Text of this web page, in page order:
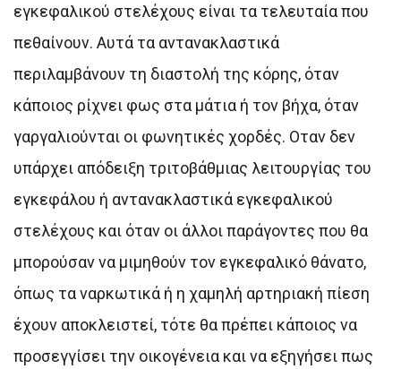
εγκεφαλικού στελέχους είναι τα τελευταία που
πεθαίνουν. Αυτά τα αντανακλαστικά
περιλαμβάνουν τη διαστολή της κόρης, όταν
κάποιος ρίχνει φως στα μάτια ή τον βήχα, όταν
γαργαλιούνται οι φωνητικές χορδές. Οταν δεν
υπάρχει απόδειξη τριτοβάθμιας λειτουργίας του
εγκεφάλου ή αντανακλαστικά εγκεφαλικού
στελέχους και όταν οι άλλοι παράγοντες που θα
μπορούσαν να μιμηθούν τον εγκεφαλικό θάνατο,
όπως τα ναρκωτικά ή η χαμηλή αρτηριακή πίεση
έχουν αποκλειστεί, τότε θα πρέπει κάποιος να
προσεγγίσει την οικογένεια και να εξηγήσει πως